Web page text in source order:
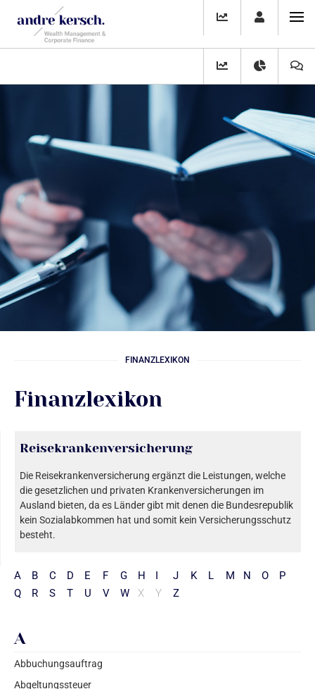
FINANZLEXIKON
Finanzlexikon
A B C D E F G H J K L M N O
P
Q
R S T U V W X Y Z
A
Abbuchungsauftrag
Abgeltungssteuer
Reisekrankenversicherung
Die Reisekrankenversicherung ergänzt die Leistungen, welche
die gesetzlichen und privaten Krankenversicherungen im
Ausland bieten, da es Länder gibt mit denen die Bundesrepublik
kein Sozialabkommen hat und somit kein Versicherungsschutz
besteht.